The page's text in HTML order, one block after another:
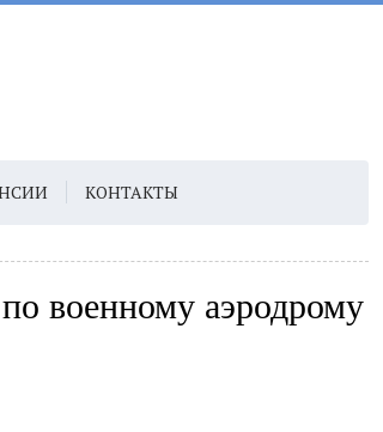
КОНТАКТЫ
военному аэродрому